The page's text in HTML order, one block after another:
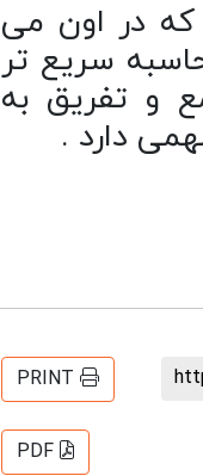
در اون می
سریع تر
و تفریق به
دارد .
PRINT
PDF